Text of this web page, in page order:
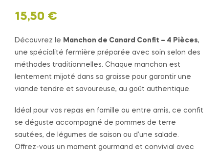
15,50 €
Découvrez le Manchon de Canard Confit – 4 Pièces,
une spécialité fermière préparée avec soin selon des
méthodes traditionnelles. Chaque manchon est
lentement mijoté dans sa graisse pour garantir une
viande tendre et savoureuse, au goût authentique.
Idéal pour vos repas en famille ou entre amis, ce confit
se déguste accompagné de pommes de terre
sautées, de légumes de saison ou d’une salade.
Offrez-vous un moment gourmand et convivial avec